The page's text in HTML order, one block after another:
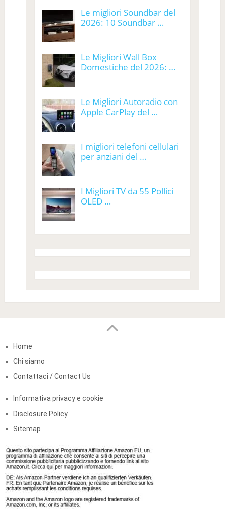
Le migliori Soundbar del
2026: 10 Soundbar …
Le Migliori Wall Box
Domestiche del 2026: …
Le Migliori Autoradio con
Apple CarPlay del …
I migliori telefoni cellulari
per anziani del …
I Migliori TV da 55 Pollici
OLED …
Home
Chi siamo
Contattaci / Contact Us
Informativa privacy e cookie
Disclosure Policy
Sitemap